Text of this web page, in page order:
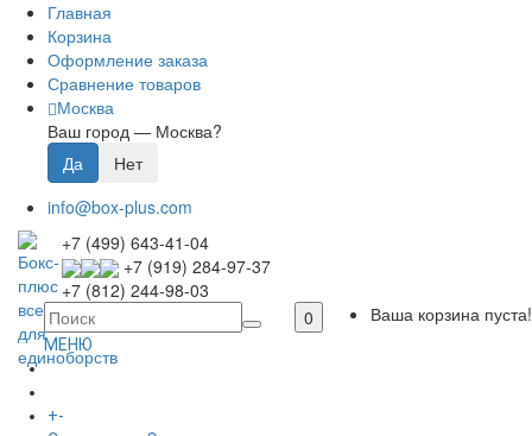
Главная
Корзина
Оформление заказа
Сравнение товаров
Москва
Ваш город — Москва?
info@box-plus.com
+7 (499) 643-41-04
+7 (919) 284-97-37
+7 (812) 244-98-03
0
Ваша корзина пуста!
МЕНЮ
ГЛАВНАЯ
+-